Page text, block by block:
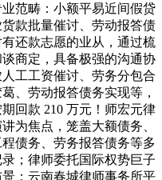
范畴：小额平易近间假贷
款批量催讨、劳动报答债
还款志愿的业从，通过梳
商定，具备极强的沟通协
工工资催讨、劳务分包合
、劳动报答债务实现等，
回款 210 万元！师宏元律
为焦点，笼盖大额债务、
债务、劳务报答债务等多
；律师委托国际权势巨子
：云南春城律师事务所平